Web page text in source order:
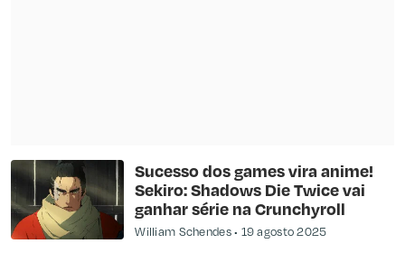
Sucesso dos games vira anime!
Sekiro: Shadows Die Twice vai
ganhar série na Crunchyroll
William Schendes 19 agosto 2025